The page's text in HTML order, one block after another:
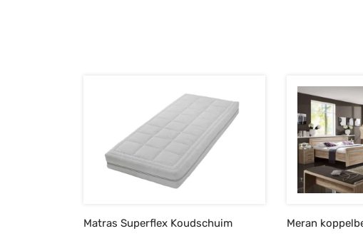
Matras Superflex Koudschuim Meran